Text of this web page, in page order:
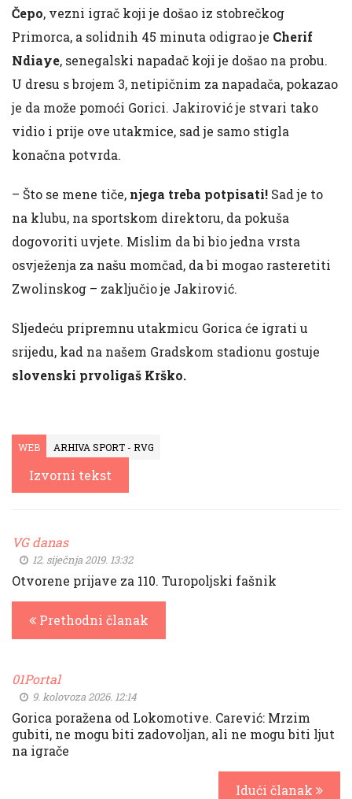
Čepo, vezni igrač koji je došao iz stobrečkog
Primorca, a solidnih 45 minuta odigrao je Cherif
Ndiaye, senegalski napadač koji je došao na probu.
U dresu s brojem 3, netipičnim za napadača, pokazao
je da može pomoći Gorici. Jakirović je stvari tako
vidio i prije ove utakmice, sad je samo stigla
konačna potvrda.
– Što se mene tiče, njega treba potpisati! Sad je to
na klubu, na sportskom direktoru, da pokuša
dogovoriti uvjete. Mislim da bi bio jedna vrsta
osvježenja za našu momčad, da bi mogao rasteretiti
Zwolinskog – zaključio je Jakirović.
Sljedeću pripremnu utakmicu Gorica će igrati u
srijedu, kad na našem Gradskom stadionu gostuje
slovenski prvoligaš Krško.
WEB ARHIVA SPORT - RVG
Izvorni tekst
VG danas
12. siječnja 2019. 13:32
Otvorene prijave za 110. Turopoljski fašnik
Prethodni članak
01Portal
9. kolovoza 2026. 12:14
Gorica poražena od Lokomotive. Carević: Mrzim
gubiti, ne mogu biti zadovoljan, ali ne mogu biti ljut
na igrače
Idući članak